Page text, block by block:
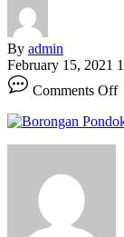
By admin
February 15, 2021
Comments Off